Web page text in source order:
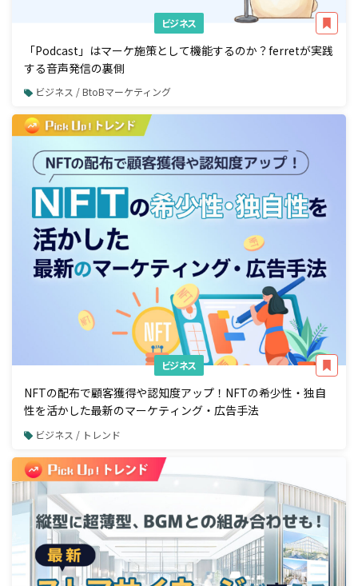
ビジネス
「Podcast」はマーケ施策として機能するのか？ferretが実践
する音声発信の裏側
ビジネス / BtoBマーケティング
ビジネス
NFTの配布で顧客獲得や認知度アップ！NFTの希少性・独自
性を活かした最新のマーケティング・広告手法
ビジネス / トレンド